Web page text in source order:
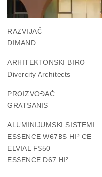
RAZVIJAČ
DIMAND
ARHITEKTONSKI BIRO
Divercity Architects
PROIZVOĐAČ
GRATSANIS
ALUMINIJUMSKI SISTEMI
ESSENCE W67BS HI² CE
ELVIAL FS50
ESSENCE D67 HI²